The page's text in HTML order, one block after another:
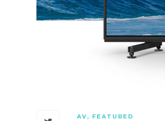
AV , FEATURED